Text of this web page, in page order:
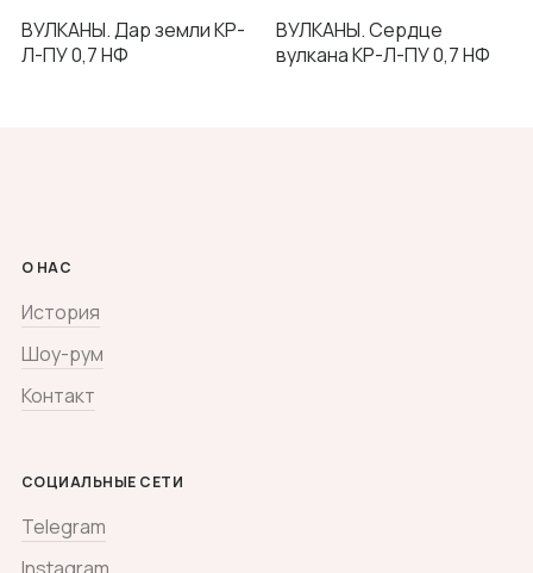
ВУЛКАНЫ. Дар земли КР-
Л-ПУ 0,7 НФ
ВУЛКАНЫ. Сердце
вулкана КР-Л-ПУ 0,7 НФ
О НАС
История
Шоу-рум
Контакт
СОЦИАЛЬНЫЕ СЕТИ
Telegram